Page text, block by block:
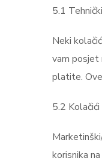
5.1
Neki
vam posjet
platite.
5.2
korisnika